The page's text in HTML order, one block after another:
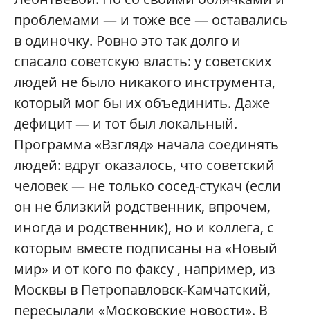
проблемами — и тоже все — оставались
в одиночку. Ровно это так долго и
спасало советскую власть: у советских
людей не было никакого инструмента,
который мог бы их объединить. Даже
дефицит — и тот был локальный.
Программа «Взгляд» начала соединять
людей: вдруг оказалось, что советский
человек — не только сосед-стукач (если
он не близкий родственник, впрочем,
иногда и родственник), но и коллега, с
которым вместе подписаны на «Новый
мир» и от кого по факсу , например, из
Москвы в Петропавловск-Камчатский,
пересылали «Московские новости». В